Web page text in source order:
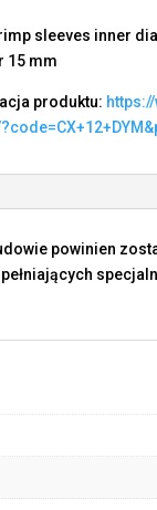
sleeves inner
15 mm
produktu:
powinien